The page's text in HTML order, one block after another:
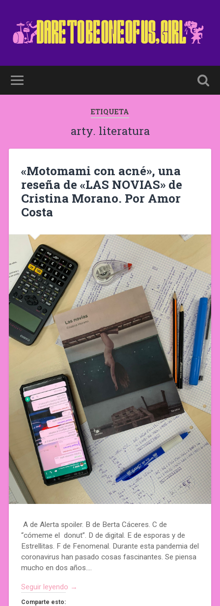
ETIQUETA
arty. literatura
«Motomami con acné», una
reseña de «LAS NOVIAS» de
Cristina Morano. Por Amor
Costa
A de Alerta spoiler. B de Berta Cáceres. C de
“cómeme el donut”. D de digital. E de esporas y de
Estrellitas. F de Fenomenal. Durante esta pandemia del
coronavirus han pasado cosas fascinantes. Se piensa
mucho en dos años….
Seguir leyendo →
Comparte esto: